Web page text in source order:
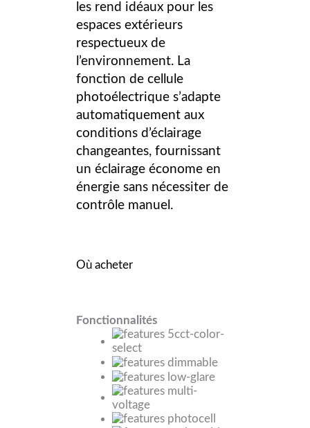
les rend idéaux pour les
espaces extérieurs
respectueux de
l’environnement. La
fonction de cellule
photoélectrique s’adapte
automatiquement aux
conditions d’éclairage
changeantes, fournissant
un éclairage économe en
énergie sans nécessiter de
contrôle manuel.
Où acheter
Fonctionnalités